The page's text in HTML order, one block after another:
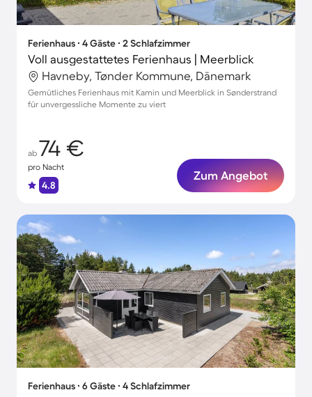
Ferienhaus ∙ 4 Gäste ∙ 2 Schlafzimmer
Voll ausgestattetes Ferienhaus | Meerblick
Havneby, Tønder Kommune, Dänemark
Gemütliches Ferienhaus mit Kamin und Meerblick in Sønderstrand
für unvergessliche Momente zu viert
ab 74 €
pro Nacht
4.8
Zum Angebot
Ferienhaus ∙ 6 Gäste ∙ 4 Schlafzimmer